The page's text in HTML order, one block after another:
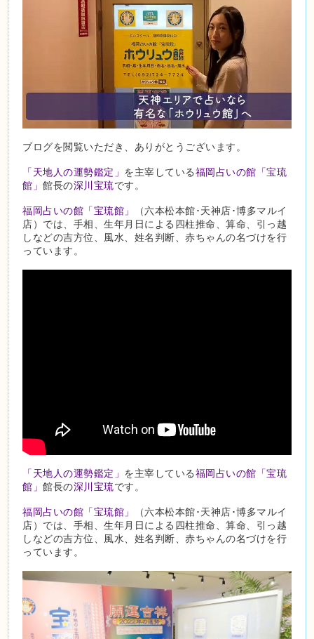
ブログを閲覧いただき、ありがとうございます。
「天地人の運勢鑑定」 を主宰している福岡占いの館「宝琉
館」館長の深川宝琉です。
福岡占いの館「宝琉館」
（六本松本館･天神店･博多マルイ
店）では、手相、生年月日による四柱推命、算命、引っ越
しなどの吉方位、風水、姓名判断、赤ちゃんの名づけを行
っています。
「天地人の運勢鑑定」 を主宰している福岡占いの館「宝琉
館」館長の深川宝琉です。
福岡占いの館「宝琉館」
（六本松本館･天神店･博多マルイ
店）では、手相、生年月日による四柱推命、算命、引っ越
しなどの吉方位、風水、姓名判断、赤ちゃんの名づけを行
っています。